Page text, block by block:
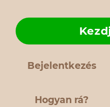
Bejelentkezés
Hogyan rá?